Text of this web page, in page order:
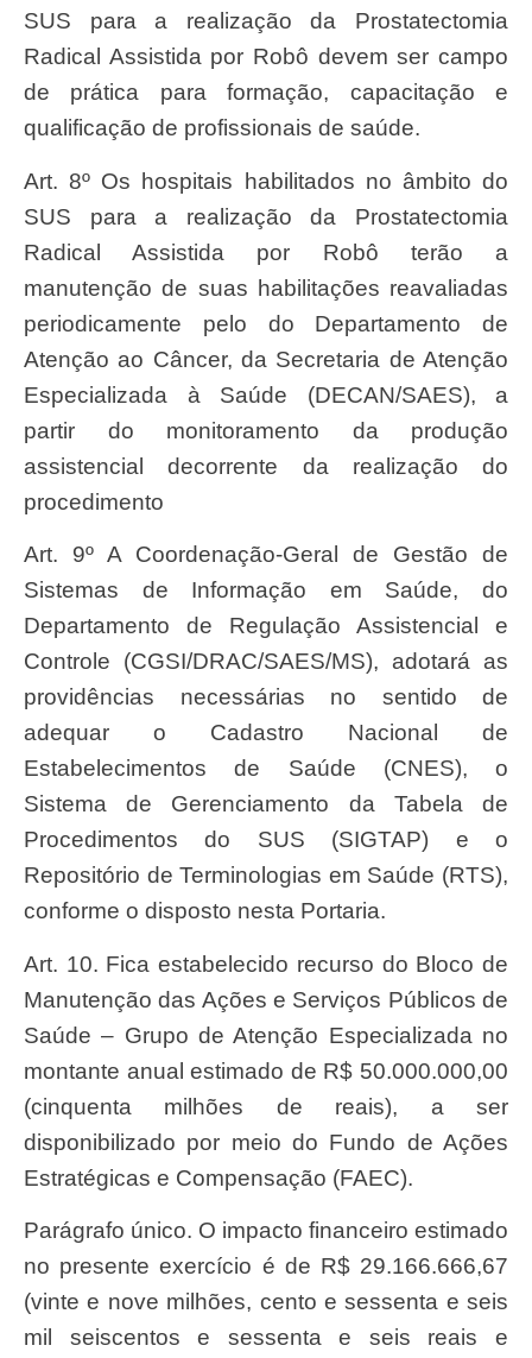
SUS para a realização da Prostatectomia
Radical Assistida por Robô devem ser campo
de prática para formação, capacitação e
qualificação de profissionais de saúde.
Art. 8º Os hospitais habilitados no âmbito do
SUS para a realização da Prostatectomia
Radical Assistida por Robô terão a
manutenção de suas habilitações reavaliadas
periodicamente pelo do Departamento de
Atenção ao Câncer, da Secretaria de Atenção
Especializada à Saúde (DECAN/SAES), a
partir do monitoramento da produção
assistencial decorrente da realização do
procedimento
Art. 9º A Coordenação-Geral de Gestão de
Sistemas de Informação em Saúde, do
Departamento de Regulação Assistencial e
Controle (CGSI/DRAC/SAES/MS), adotará as
providências necessárias no sentido de
adequar o Cadastro Nacional de
Estabelecimentos de Saúde (CNES), o
Sistema de Gerenciamento da Tabela de
Procedimentos do SUS (SIGTAP) e o
Repositório de Terminologias em Saúde (RTS),
conforme o disposto nesta Portaria.
Art. 10. Fica estabelecido recurso do Bloco de
Manutenção das Ações e Serviços Públicos de
Saúde – Grupo de Atenção Especializada no
montante anual estimado de R$ 50.000.000,00
(cinquenta milhões de reais), a ser
disponibilizado por meio do Fundo de Ações
Estratégicas e Compensação (FAEC).
Parágrafo único. O impacto financeiro estimado
no presente exercício é de R$ 29.166.666,67
(vinte e nove milhões, cento e sessenta e seis
mil seiscentos e sessenta e seis reais e